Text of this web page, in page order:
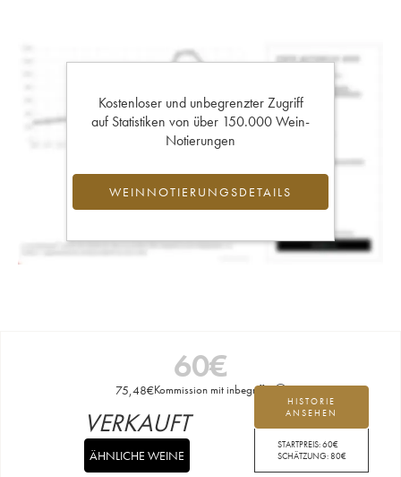
Kostenloser und unbegrenzter Zugriff
auf Statistiken von über 150.000 Wein-
Notierungen
WEINNOTIERUNGSDETAILS
60€
75,48€Kommission mit inbegriffen
HISTORIE
ANSEHEN
STARTPREIS:60€
SCHÄTZUNG:80€
VERKAUFT
ÄHNLICHE WEINE